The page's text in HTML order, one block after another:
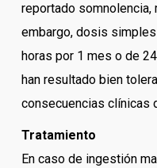
reportado somnolencia,
embargo, dosis
horas por 1 mes o de
han resultado bien
consecuencias clínicas
Tratamiento
En caso de ingestión